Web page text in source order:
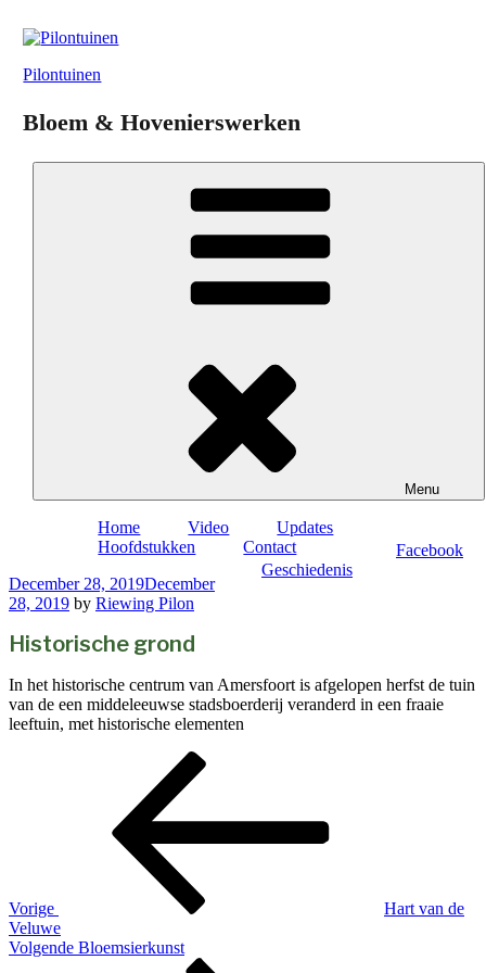
Pilontuinen
Bloem & Hovenierswerken
Menu
Home Video
Updates
Hoofdstukken
Contact
Facebook
Geschiedenis
Posted
on
December 28, 2019December
28, 2019 by Riewing Pilon
Historische grond
In het historische centrum van Amersfoort is afgelopen herfst de tuin
van de een middeleeuwse stadsboerderij veranderd in een fraaie
leeftuin, met historische elementen
Vorige
Hart van de
Veluwe
Volgende
Volgende Bloemsierkunst